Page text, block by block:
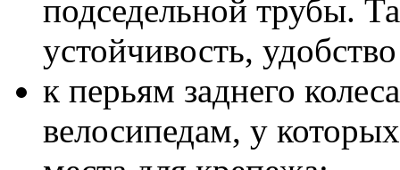
подседельной трубы.
устойчивость,
к перьям заднего
велосипедам, у